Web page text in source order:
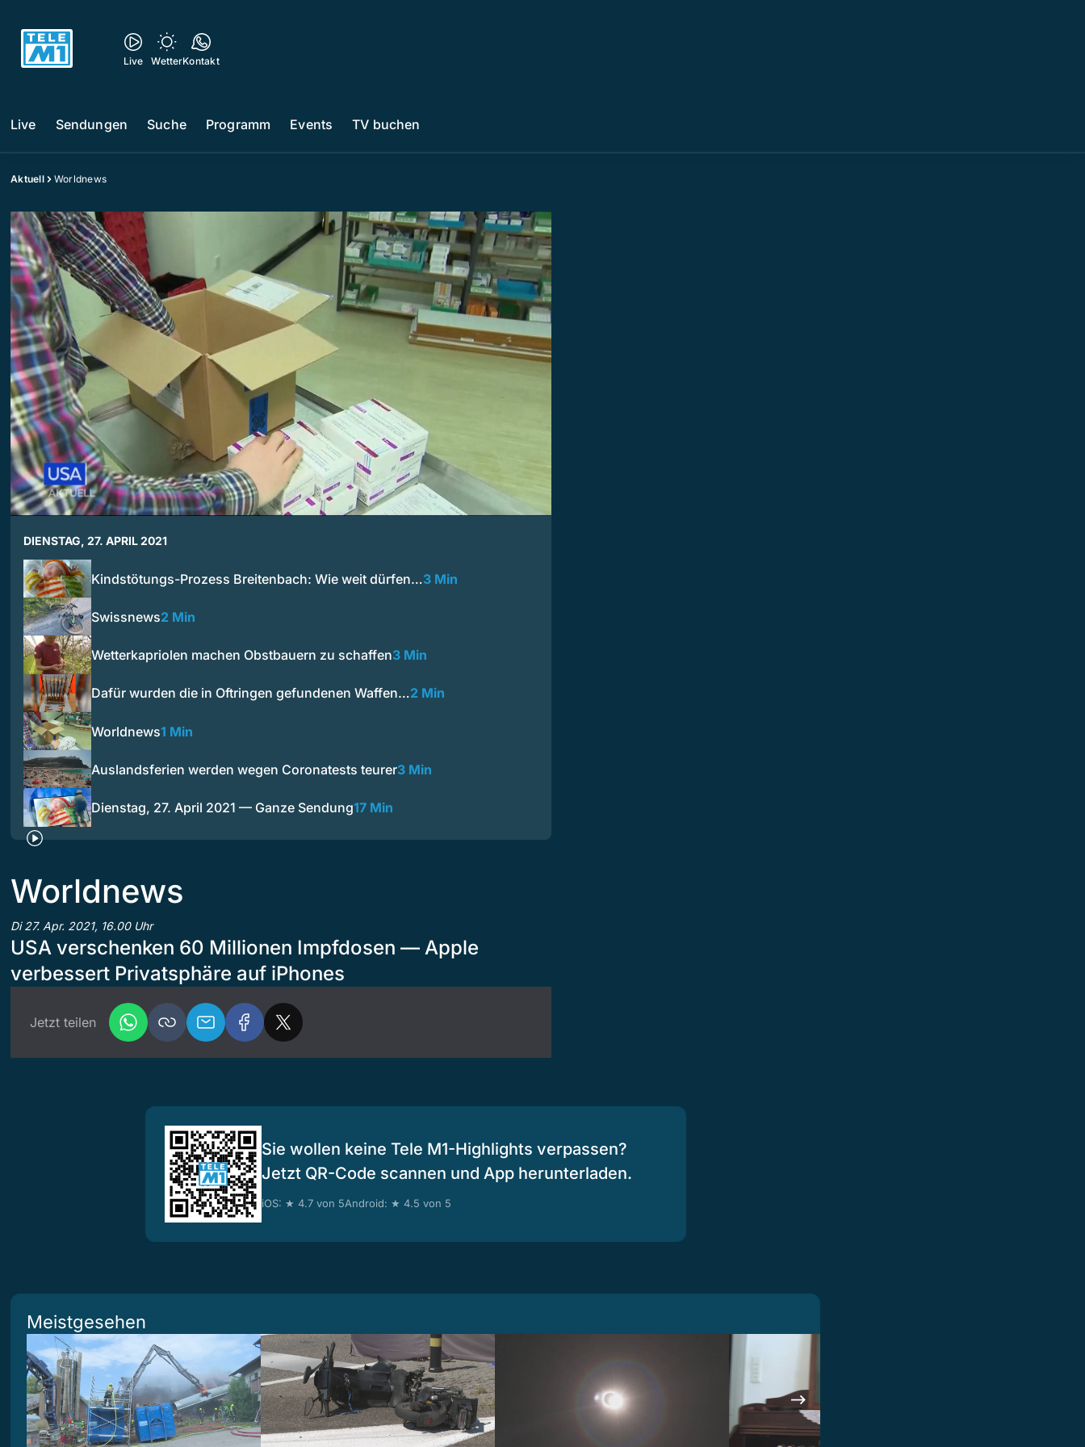
Live WetterKontakt
Live Sendungen Suche Programm Events TV buchen
Aktuell Worldnews
DIENSTAG, 27. APRIL 2021
Kindstötungs-Prozess Breitenbach: Wie weit dürfen…3 Min
Swissnews2 Min
Wetterkapriolen machen Obstbauern zu schaffen3 Min
Dafür wurden die in Oftringen gefundenen Waffen…2 Min
Worldnews1 Min
Auslandsferien werden wegen Coronatests teurer3 Min
Dienstag, 27. April 2021 — Ganze Sendung17 Min
Worldnews
Di 27. Apr. 2021, 16.00 Uhr
USA verschenken 60 Millionen Impfdosen — Apple
verbessert Privatsphäre auf iPhones
Jetzt teilen
Sie wollen keine Tele M1-Highlights verpassen?
Jetzt QR-Code scannen und App herunterladen.
iOS: ★ 4.7 von 5Android: ★ 4.5 von 5
Meistgesehen